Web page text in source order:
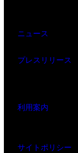
ニュース
プレスリリース
利用案内
サイトポリシー